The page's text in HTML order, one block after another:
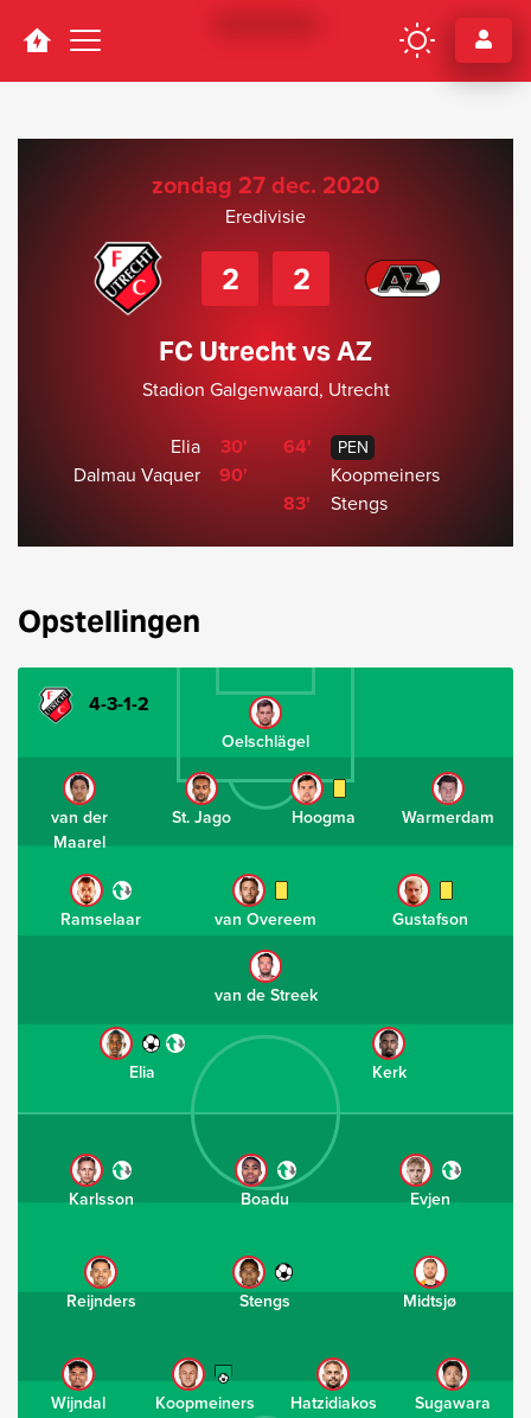
Navigation
zondag 27 dec. 2020
Eredivisie
2 2
FC Utrecht vs AZ
Stadion Galgenwaard, Utrecht
Elia
30'
Dalmau Vaquer
90'
64' PEN
Koopmeiners
83'
Stengs
Opstellingen
4-3-1-2
Oelschlägel
van der
Maarel
St. Jago Hoogma Warmerdam
Ramselaar van Overeem Gustafson
van de Streek
Elia Kerk
Sugawara
Hatzidiakos
Koopmeiners
Wijndal
Midtsjø
Stengs
Reijnders
Evjen
Boadu
Karlsson